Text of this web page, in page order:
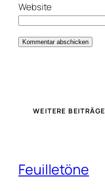
Website
WEITERE BEITRÄGE
Feuilletöne